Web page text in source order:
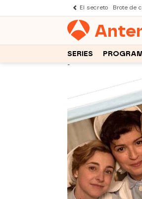
El secreto Brote de
SERIES
-